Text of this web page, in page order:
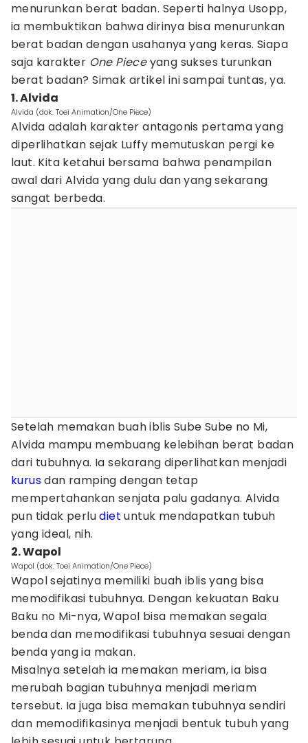
menurunkan berat badan. Seperti halnya Usopp,
ia membuktikan bahwa dirinya bisa menurunkan
berat badan dengan usahanya yang keras. Siapa
saja karakter One Pieceyang sukses turunkan
berat badan? Simak artikel ini sampai tuntas, ya.
1. Alvida
Alvida (dok. Toei Animation/One Piece)
Alvida adalah karakter antagonis pertama yang
diperlihatkan sejak Luffy memutuskan pergi ke
laut. Kita ketahui bersama bahwa penampilan
awal dari Alvida yang dulu dan yang sekarang
sangat berbeda.
Setelah memakan buah iblis Sube Sube no Mi,
Alvida mampu membuang kelebihan berat badan
dari tubuhnya. Ia sekarang diperlihatkan menjadi
kurusdan ramping dengan tetap
mempertahankan senjata palu gadanya. Alvida
pun tidak perludiet untuk mendapatkan tubuh
yang ideal, nih.
2. Wapol
Wapol (dok. Toei Animation/One Piece)
Wapol sejatinya memiliki buah iblis yang bisa
memodifikasi tubuhnya. Dengan kekuatan Baku
Baku no Mi-nya, Wapol bisa memakan segala
benda dan memodifikasi tubuhnya sesuai dengan
benda yang ia makan.
Misalnya setelah ia memakan meriam, ia bisa
merubah bagian tubuhnya menjadi meriam
tersebut. Ia juga bisa memakan tubuhnya sendiri
dan memodifikasinya menjadi bentuk tubuh yang